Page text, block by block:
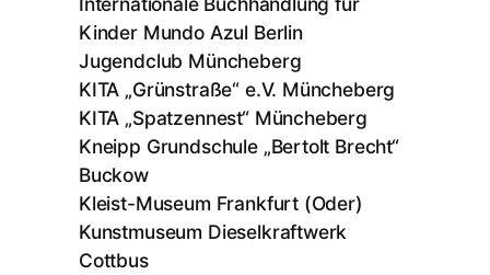
Kinder Mundo Azul Berlin
Jugendclub Müncheberg
KITA „Grünstraße“ e.V. Müncheberg
KITA „Spatzennest“ Müncheberg
Kneipp Grundschule „Bertolt Brecht“
Buckow
Kleist-Museum Frankfurt (Oder)
Kunstmuseum Dieselkraftwerk
Cottbus